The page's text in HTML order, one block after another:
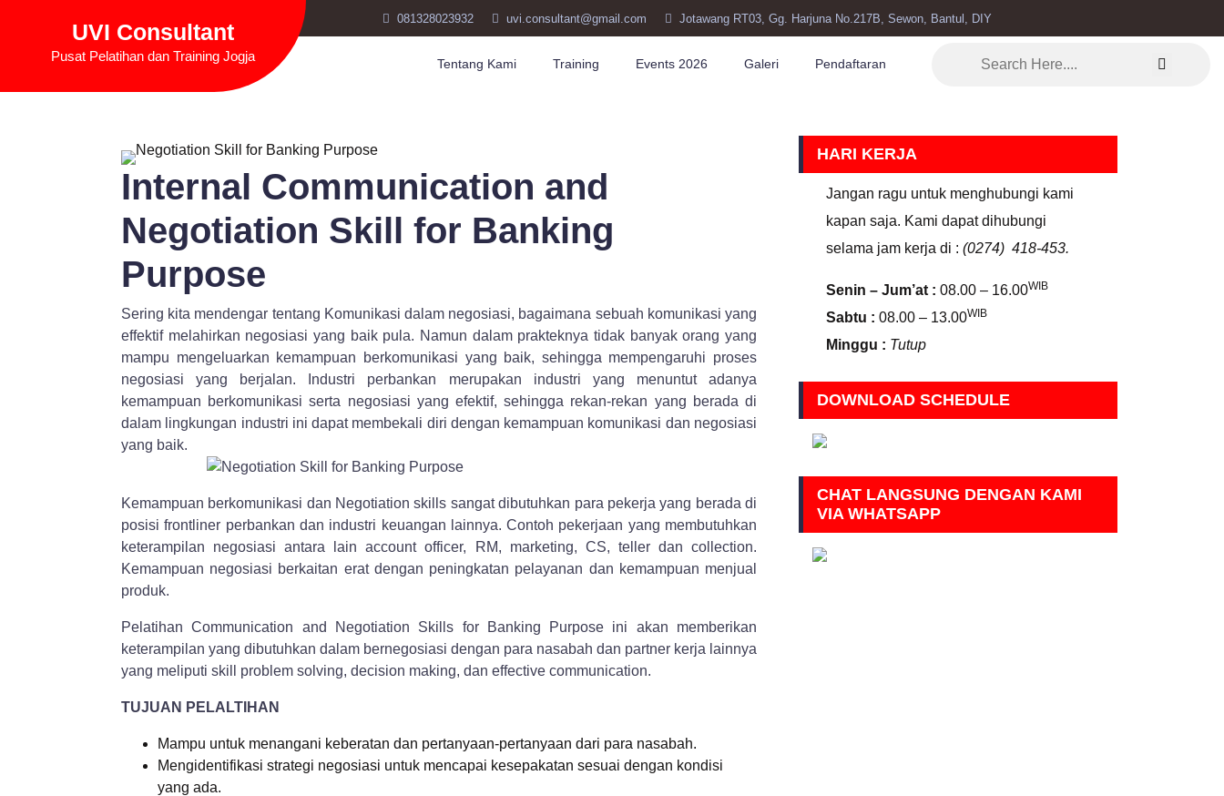
081328023932 uvi.consultant@gmail.com Jotawang RT03, Gg. Harjuna No.217B, Sewon, Bantul, DIY
UVI Consultant
Pusat Pelatihan dan Training Jogja Tentang Kami Training Events 2026 Galeri Pendaftaran
Internal Communication and
Negotiation Skill for Banking
Purpose
Sering kita mendengar tentang Komunikasi dalam negosiasi, bagaimana sebuah komunikasi yang
effektif melahirkan negosiasi yang baik pula. Namun dalam prakteknya tidak banyak orang yang
mampu mengeluarkan kemampuan berkomunikasi yang baik, sehingga mempengaruhi proses
negosiasi yang berjalan. Industri perbankan merupakan industri yang menuntut adanya
kemampuan berkomunikasi serta negosiasi yang efektif, sehingga rekan-rekan yang berada di
dalam lingkungan industri ini dapat membekali diri dengan kemampuan komunikasi dan negosiasi
yang baik.
Kemampuan berkomunikasi dan Negotiation skills sangat dibutuhkan para pekerja yang berada di
posisi frontliner perbankan dan industri keuangan lainnya. Contoh pekerjaan yang membutuhkan
keterampilan negosiasi antara lain account officer, RM, marketing, CS, teller dan collection.
Kemampuan negosiasi berkaitan erat dengan peningkatan pelayanan dan kemampuan menjual
produk.
Pelatihan Communication and Negotiation Skills for Banking Purpose ini akan memberikan
keterampilan yang dibutuhkan dalam bernegosiasi dengan para nasabah dan partner kerja lainnya
yang meliputi skill problem solving, decision making, dan effective communication.
TUJUAN PELALTIHAN
Mampu untuk menangani keberatan dan pertanyaan-pertanyaan dari para nasabah.
Mengidentifikasi strategi negosiasi untuk mencapai kesepakatan sesuai dengan kondisi
yang ada.
HARI KERJA
Jangan ragu untuk menghubungi kami
kapan saja. Kami dapat dihubungi
selama jam kerja di : (0274) 418-453.
Senin – Jum’at : 08.00 – 16.00WIB
Sabtu : 08.00 – 13.00WIB
Minggu : Tutup
DOWNLOAD SCHEDULE
CHAT LANGSUNG DENGAN KAMI
VIA WHATSAPP